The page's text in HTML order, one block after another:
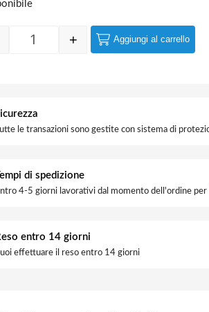
Quantity+ Aggiungi al carrello
le transazioni sono gestite con sistema di
di spedizione
4-5 giorni lavorativi dal momento dell'ordine
entro 14 giorni
effettuare il reso entro 14 giorni